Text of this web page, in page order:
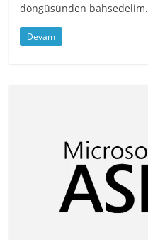
döngüsünden bahsedelim.
Devam